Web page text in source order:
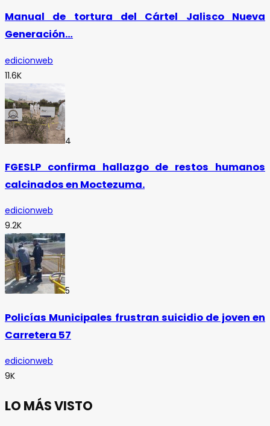
Manual de tortura del Cártel Jalisco Nueva
Generación…
edicionweb
11.6K
4
FGESLP confirma hallazgo de restos humanos
calcinados en Moctezuma.
edicionweb
9.2K
5
Policías Municipales frustran suicidio de joven en
Carretera 57
edicionweb
9K
LO MÁS VISTO